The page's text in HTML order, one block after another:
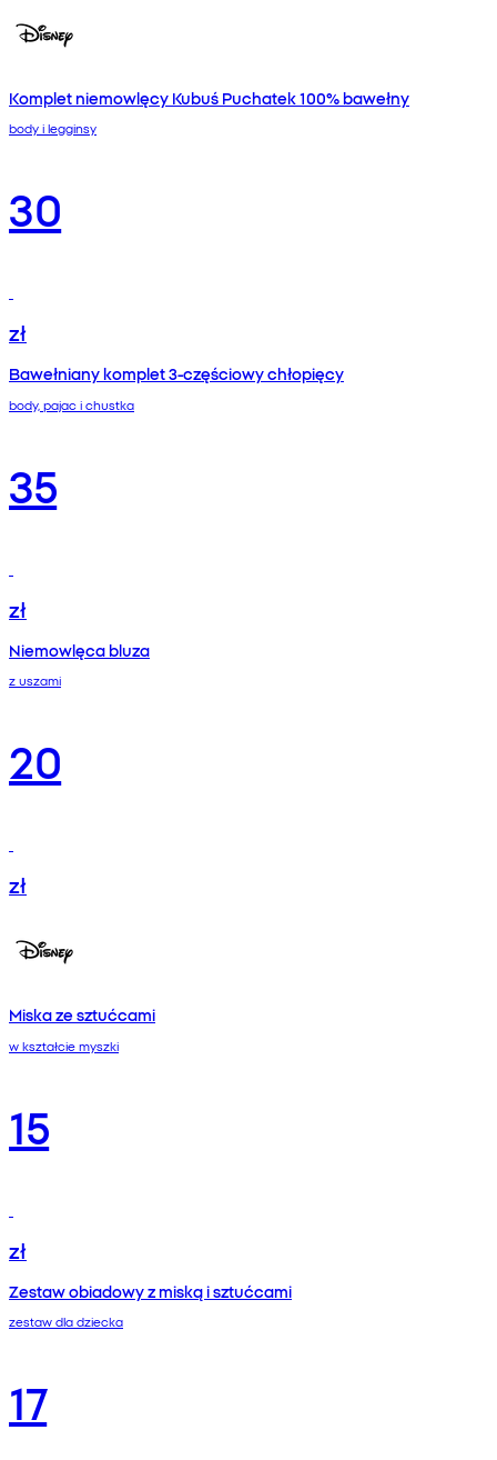
Komplet niemowlęcy Kubuś Puchatek 100% bawełny
body i legginsy
30
zł
Bawełniany komplet 3‑częściowy chłopięcy
body, pajac i chustka
35
zł
Niemowlęca bluza
z uszami
20
zł
Miska ze sztućcami
w kształcie myszki
15
zł
Zestaw obiadowy z miską i sztućcami
zestaw dla dziecka
17